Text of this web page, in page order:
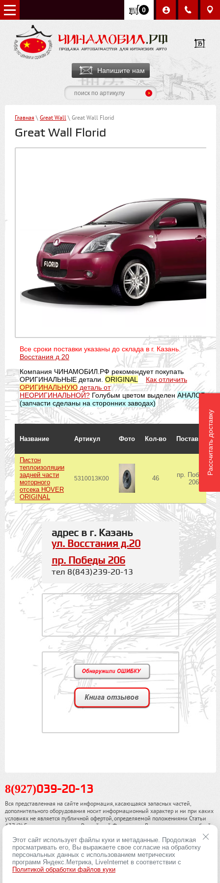
0
Напишите нам
Главная \ Great Wall \ Great Wall Florid
Great Wall Florid
Все сроки поставки указаны до склада в г. Казань.
Восстания д 20
Компания ЧИНАМОБИЛ.РФ рекомендует покупать
ОРИГИНАЛЬНЫЕ детали. ORIGINAL
Как отличить
ОРИГИНАЛЬНУЮ деталь от
НЕОРИГИНАЛЬНОЙ? Голубым цветом выделен АНАЛОГ
(запчасти сделаны на сторонних заводах)
Название Артикул Фото Кол-во Поставщик
Пистон
теплоизоляции
задней части
моторного
отсека HOVER
ORIGINAL
5310013K00 46
пр. Победы
206
адрес в г. Казань
ул. Восстания д.20
пр. Победы 206
тел 8(843)239-20-13
.
8(927)039-20-13
Вся представленная на сайте информация, касающаяся запасных частей,
дополнительного оборудования носит информационный характер и ни при каких
условиях не является публичной офертой, определяемой положениями Статьи
437 (2) Гражданского кодекса Российской Федерации. Для получения подробной
информации, пожалуйста, обращайтесь к нашим специалистам. чинамобил.рф ©
2013-2026. Все права охраняются законом.
Политика конфиденциальности
Этот сайт использует файлы куки и метаданные. Продолжая
просматривать его, Вы выражаете свое согласие на обработку
персональных данных с использованием метрических
программ Яндекс.Метрика, LiveInternet в соответствии с
Политикой обработки файлов куки
Рассчитать доставку